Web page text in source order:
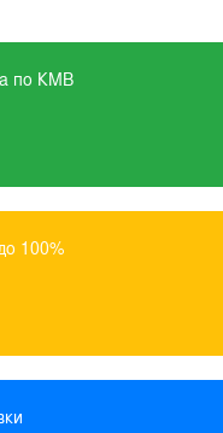
по КМВ
100%